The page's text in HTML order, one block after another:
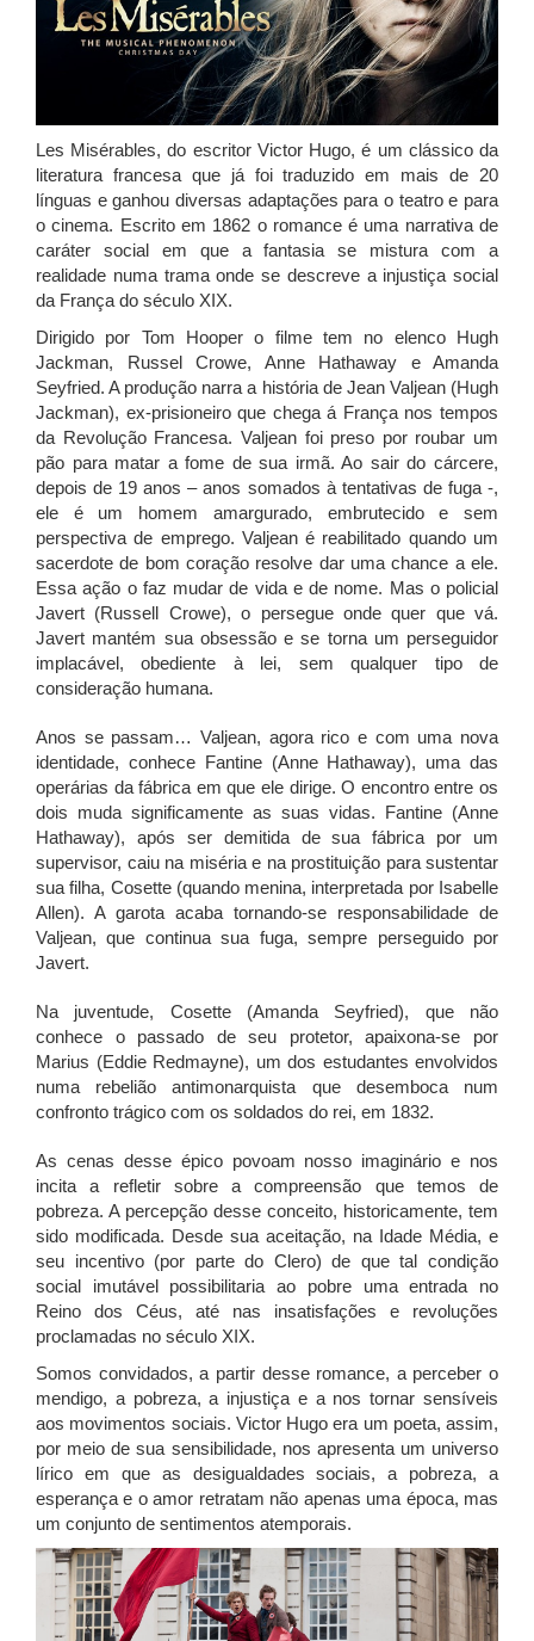
Les Misérables, do escritor Victor Hugo, é um clássico da
literatura francesa que já foi traduzido em mais de 20
línguas e ganhou diversas adaptações para o teatro e para
o cinema. Escrito em 1862 o romance é uma narrativa de
caráter social em que a fantasia se mistura com a
realidade numa trama onde se descreve a injustiça social
da França do século XIX.
Dirigido por Tom Hooper o filme tem no elenco Hugh
Jackman, Russel Crowe, Anne Hathaway e Amanda
Seyfried. A produção narra a história de Jean Valjean (Hugh
Jackman), ex-prisioneiro que chega á França nos tempos
da Revolução Francesa. Valjean foi preso por roubar um
pão para matar a fome de sua irmã. Ao sair do cárcere,
depois de 19 anos – anos somados à tentativas de fuga -,
ele é um homem amargurado, embrutecido e sem
perspectiva de emprego. Valjean é reabilitado quando um
sacerdote de bom coração resolve dar uma chance a ele.
Essa ação o faz mudar de vida e de nome. Mas o policial
Javert (Russell Crowe), o persegue onde quer que vá.
Javert mantém sua obsessão e se torna um perseguidor
implacável, obediente à lei, sem qualquer tipo de
consideração humana.
Anos se passam… Valjean, agora rico e com uma nova
identidade, conhece Fantine (Anne Hathaway), uma das
operárias da fábrica em que ele dirige. O encontro entre os
dois muda significamente as suas vidas. Fantine (Anne
Hathaway), após ser demitida de sua fábrica por um
supervisor, caiu na miséria e na prostituição para sustentar
sua filha, Cosette (quando menina, interpretada por Isabelle
Allen). A garota acaba tornando-se responsabilidade de
Valjean, que continua sua fuga, sempre perseguido por
Javert.
Na juventude, Cosette (Amanda Seyfried), que não
conhece o passado de seu protetor, apaixona-se por
Marius (Eddie Redmayne), um dos estudantes envolvidos
numa rebelião antimonarquista que desemboca num
confronto trágico com os soldados do rei, em 1832.
As cenas desse épico povoam nosso imaginário e nos
incita a refletir sobre a compreensão que temos de
pobreza. A percepção desse conceito, historicamente, tem
sido modificada. Desde sua aceitação, na Idade Média, e
seu incentivo (por parte do Clero) de que tal condição
social imutável possibilitaria ao pobre uma entrada no
Reino dos Céus, até nas insatisfações e revoluções
proclamadas no século XIX.
Somos convidados, a partir desse romance, a perceber o
mendigo, a pobreza, a injustiça e a nos tornar sensíveis
aos movimentos sociais. Victor Hugo era um poeta, assim,
por meio de sua sensibilidade, nos apresenta um universo
lírico em que as desigualdades sociais, a pobreza, a
esperança e o amor retratam não apenas uma época, mas
um conjunto de sentimentos atemporais.